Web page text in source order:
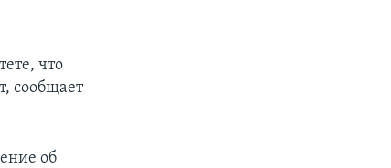
что
сообщает
об